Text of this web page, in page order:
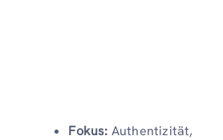
Fokus: Authentizität,